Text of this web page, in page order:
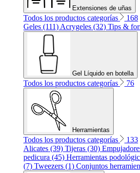
Extensiones de uñas
Todos los productos categorías
168
Geles (111) Acrygeles (32) Tips &
Gel Líquido en botella
Todos los productos categorías 76
Herramientas
Todos los productos categorías
133
Alicates (39) Tijeras (30)
pedicura (45) Herramientas
(7) Tweezers (1) Conjuntos